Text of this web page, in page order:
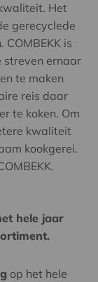
Het
gerecyclede
is
streven ernaar
te maken
reis daar
te koken. Om
kwaliteit
kookgerei.
hele jaar
op het hele